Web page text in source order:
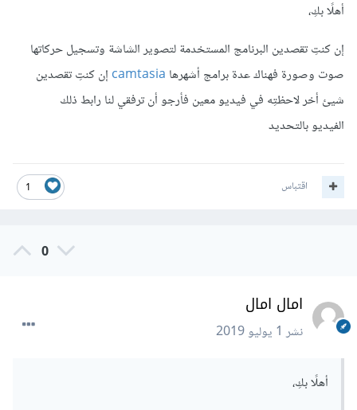
أهلًا بكِ،
إن كنتِ تقصدين البرنامج المستخدمة لتصوير الشاشة وتسجيل حركاتها
صوت وصورة فهناك عدة برامج أشهرها camtasiaإن كنتِ تقصدين
شيئ أخر لاحظتِه في فيديو معين فأرجو أن ترفقي لنا رابط ذلك
الفيديو بالتحديد
1 اقتباس
0
امال امال
نشر1 يوليو 2019
أهلًا بكِ،